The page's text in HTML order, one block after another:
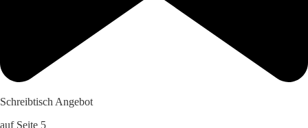
Schreibtisch Angebot
auf Seite 5